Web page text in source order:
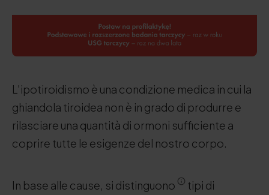
L'ipotiroidismo è una condizione medica in cui la
ghiandola tiroidea non è in grado di produrre e
rilasciare una quantità di ormoni sufficiente a
coprire tutte le esigenze del nostro corpo.
In base alle cause, si distinguono
tipi di